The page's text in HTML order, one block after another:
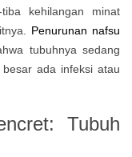
kehilangan minat
Penurunan nafsu
tubuhnya sedang
ada infeksi atau
Tubuh